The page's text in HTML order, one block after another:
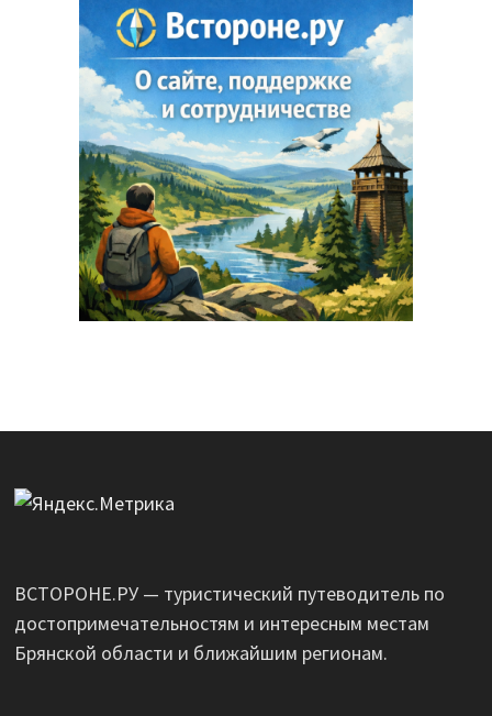
ВСТОРОНЕ.РУ — туристический путеводитель по
достопримечательностям и интересным местам
Брянской области и ближайшим регионам.